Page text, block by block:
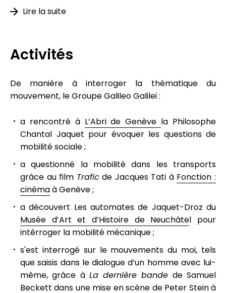
Lire la suite
Activités
De manière à interroger la thématique du
mouvement, le Groupe Galileo Galilei :
a rencontré à L’Abri de Genève la Philosophe
Chantal Jaquet pour évoquer les questions de
mobilité sociale ;
a questionné la mobilité dans les transports
grâce au film Traficde Jacques Tati à Fonction :
cinémaà Genève ;
a découvert Les automates de Jaquet-Droz du
Musée d’Art et d’Histoire de Neuchâtel pour
intérroger la mobilité mécanique ;
s'est interrogé sur le mouvements du moi, tels
que saisis dans le dialogue d’un homme avec lui-
même, grâce à La dernière bande de Samuel
Beckett dans une mise en scène de Peter Stein à